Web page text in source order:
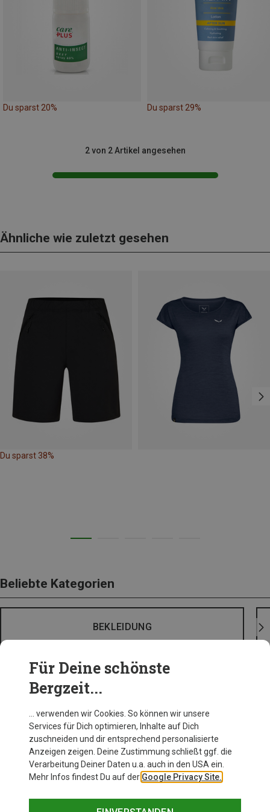
Du sparst 20% Du sparst 29%
2 von 2 Artikel angesehen
Ähnliche wie zuletzt gesehen
Du sparst 38%
Beliebte Kategorien
BEKLEIDUNG
Für Deine schönste
Bergzeit...
… verwenden wir Cookies. So können wir unsere
Services für Dich optimieren, Inhalte auf Dich
zuschneiden und dir entsprechend personalisierte
Anzeigen zeigen. Deine Zustimmung schließt ggf. die
Verarbeitung Deiner Daten u.a. auch in den USA ein.
Mehr Infos findest Du auf der Google Privacy Site.